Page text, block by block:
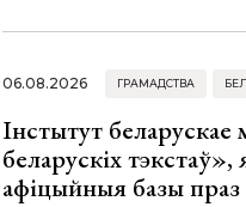
06.08.2026 ГРАМАДСТВА
Інстытут
беларускіх тэкстаў»,
афіцыйныя базы праз